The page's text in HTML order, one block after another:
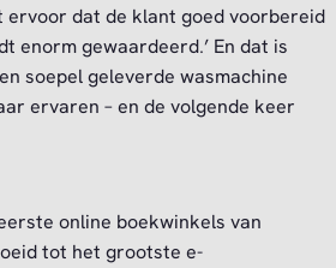
dat de klant goed voorbereid
enorm gewaardeerd.’ En dat is
soepel geleverde wasmachine
ervaren – en de volgende keer
online boekwinkels van
tot het grootste e-